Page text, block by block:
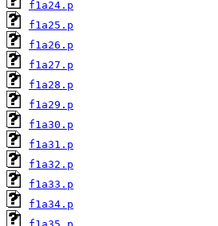
f1a24.p
f1a25.p
f1a26.p
f1a27.p
f1a28.p
f1a29.p
f1a30.p
f1a31.p
f1a32.p
f1a33.p
f1a34.p